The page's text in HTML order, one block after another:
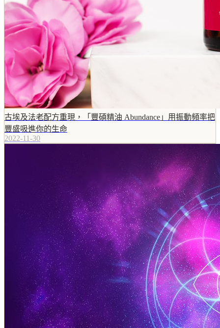
古埃及法老配方重現，「豐碩精油 Abundance」用振動頻率把
豐盛吸進你的生命
2022-11-30